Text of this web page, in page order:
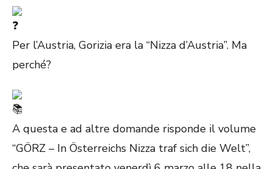
Per l’Austria, Gorizia era la “Nizza d’Austria”. Ma
perché?
A questa e ad altre domande risponde il volume
“GÖRZ – In Österreichs Nizza traf sich die Welt”,